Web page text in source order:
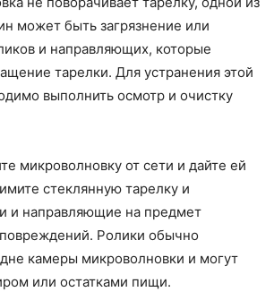
может быть загрязнение или
и направляющих, которые
тарелки. Для устранения этой
выполнить осмотр и очистку
микроволновку от сети и дайте ей
стеклянную тарелку и
и направляющие на предмет
Ролики обычно
камеры микроволновки и могут
или остатками пищи.